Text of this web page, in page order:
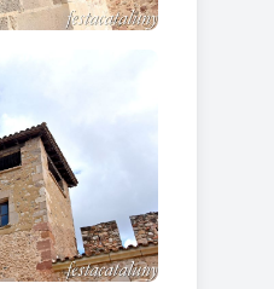
Antoni Abat.
amb la
brau. Les
entre cada
el mateix carreu
Bautista) i Maria